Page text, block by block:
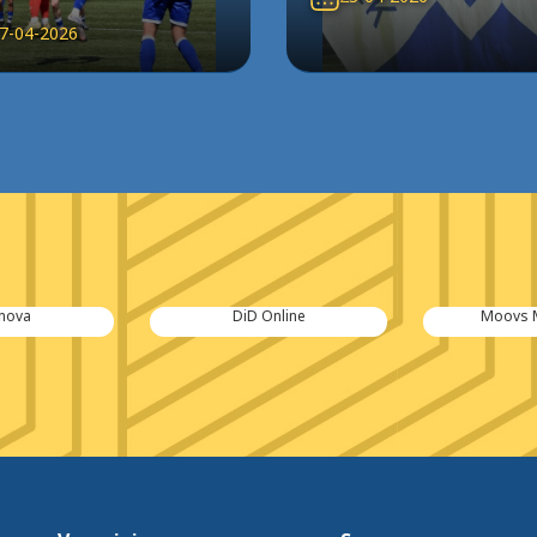
04-2026
DiD Online Moovs